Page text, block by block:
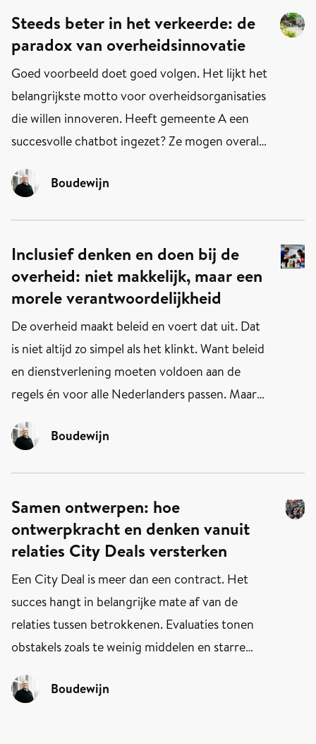
Maar er zit een patroon in wanneer dat
gebeurt.
Steeds beter in het verkeerde: de
paradox van overheidsinnovatie
Goed voorbeeld doet goed volgen. Het lijkt het
belangrijkste motto voor overheidsorganisaties
die willen innoveren. Heeft gemeente A een
succesvolle chatbot ingezet? Ze mogen overal
nemen andere gemeenten 'm zo direct mogelijk
Andere uitvoerders buitelen over elkaar om
erop voort te bouwen. Maar liefst tweederde
van alle overheidsinnovaties is gebaseerd op
wat elders al werkt. Dat blijkt uit de Innovatie
Barometer Overheid 2025.
Boudewijn
Inclusief denken en doen bij de
over­heid: niet mak­kelijk, maar een
morele verant­woorde­lijk­heid
De overheid maakt beleid en voert dat uit. Dat
is niet altijd zo simpel als het klinkt. Want beleid
en dienstverlening moeten voldoen aan de
regels én voor alle Nederlanders passen. Maar
moet de overheid rekening houden met
belangen en vermogens. Oftewel: de overheid
moet mensen zien en zorgen dat zij zich gezien
voelen. Dat is de kern van inclusief denken en
doen. En daar heeft iedereen die bij de overheid
werkt een verantwoordelijkheid in – zéker nu.
Boudewijn
Samen ontwerpen: hoe
ontwerpkracht en denken vanuit
relaties City Deals versterken
Een City Deal is meer dan een contract. Het
succes hangt in belangrijke mate af van de
relaties tussen betrokkenen. Evaluaties tonen
obstakels zoals te weinig middelen en starre
vertrouwen en gedeeld eigenaarschap mee.
Boudewijn